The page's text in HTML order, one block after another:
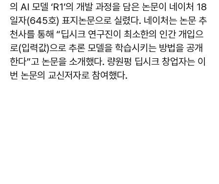
의 AI 모델 ‘R1’의 개발 과정을 담은 논문이 네이처 18
일자(645호) 표지논문으로 실렸다. 네이처는 논문 추
천사를 통해 “딥시크 연구진이 최소한의 인간 개입으
로(입력값)으로 추론 모델을 학습시키는 방법을 공개
한다”고 논문을 소개했다. 량원펑 딥시크 창업자는 이
번 논문의 교신저자로 참여했다.